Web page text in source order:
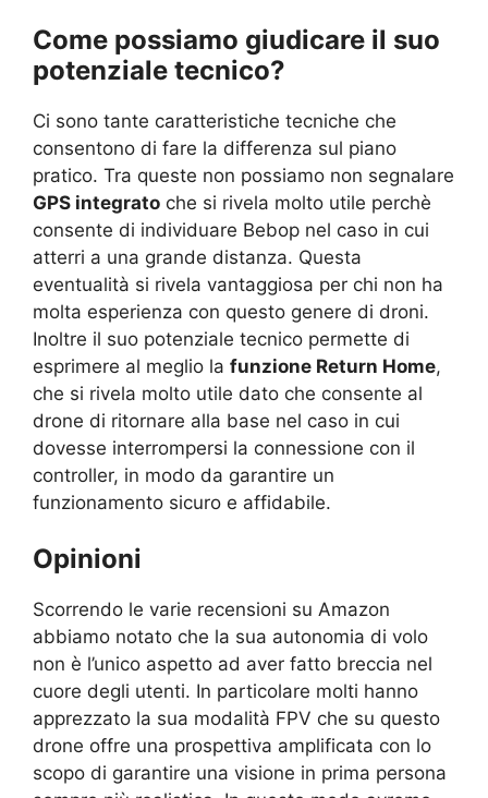
Come possiamo giudicare il suo
potenziale tecnico?
Ci sono tante caratteristiche tecniche che
consentono di fare la differenza sul piano
pratico. Tra queste non possiamo non segnalare
GPS integrato che si rivela molto utile perchè
consente di individuare Bebop nel caso in cui
atterri a una grande distanza. Questa
eventualità si rivela vantaggiosa per chi non ha
molta esperienza con questo genere di droni.
Inoltre il suo potenziale tecnico permette di
esprimere al meglio la funzione Return Home,
che si rivela molto utile dato che consente al
drone di ritornare alla base nel caso in cui
dovesse interrompersi la connessione con il
controller, in modo da garantire un
funzionamento sicuro e affidabile.
Opinioni
Scorrendo le varie recensioni su Amazon
abbiamo notato che la sua autonomia di volo
non è l’unico aspetto ad aver fatto breccia nel
cuore degli utenti. In particolare molti hanno
apprezzato la sua modalità FPV che su questo
drone offre una prospettiva amplificata con lo
scopo di garantire una visione in prima persona